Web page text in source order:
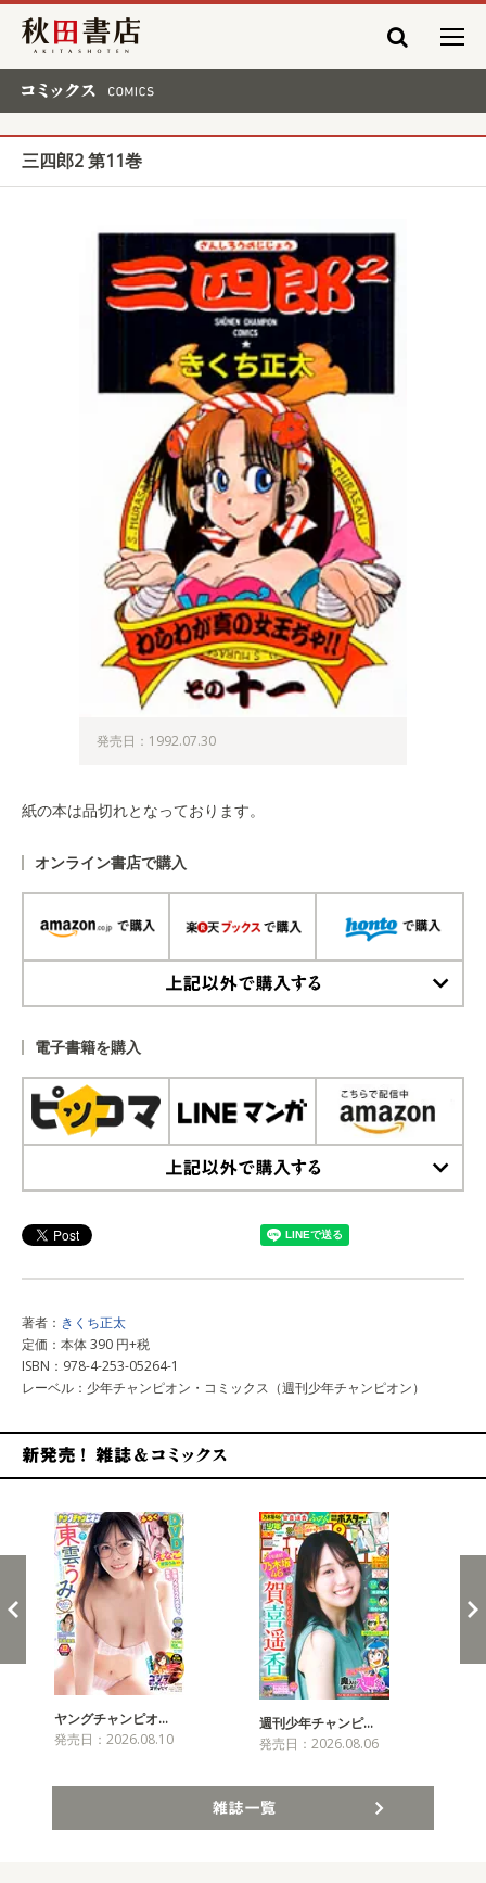
秋田書店
三四郎2 第11巻
発売日：1992.07.30
紙の本は品切れとなっております。
オンライン書店で購入
電子書籍を購入
著者： きくち正太
定価：本体 390 円+税
ISBN：978-4-253-05264-1
レーベル：少年チャンピオン・コミックス（週刊少年チャンピオン）
ヤングチャンピオ…
発売日：2026.08.10
週刊少年チャンピ…
発売日：2026.08.06